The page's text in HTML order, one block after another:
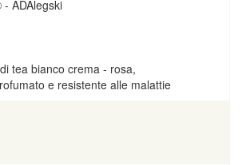
ADAlegski
tea bianco crema - rosa,
e resistente alle malattie